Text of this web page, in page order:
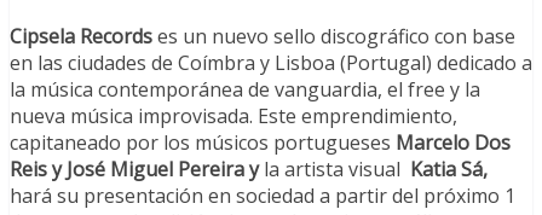
Cipsela Recordses un nuevo sello discográfico con base
en las ciudades de Coímbra y Lisboa (Portugal) dedicado a
la música contemporánea de vanguardia, el free y la
nueva música improvisada. Este emprendimiento,
capitaneado por los músicos portugueses Marcelo Dos
Reis yJosé Miguel Pereirayla artista visual Katia Sá,
hará su presentación en sociedad a partir del próximo 1